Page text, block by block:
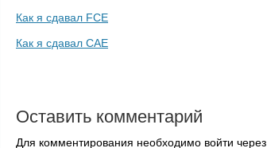
Как я сдавал FCE
Как я сдавал CAE
Оставить комментарий
Для комментирования необходимо войти через